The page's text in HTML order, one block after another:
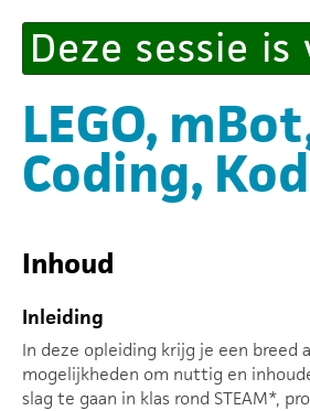
Deze sessie
LEGO,
Coding,
Inhoud
Inleiding
In deze opleiding krijg je een breed
mogelijkheden om nuttig en
slag te gaan in klas rond STEAM*,